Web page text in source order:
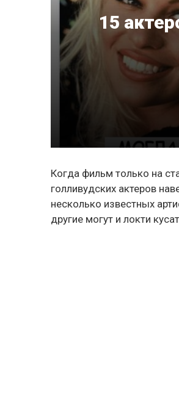
15
Когда фильм только на
голливудских актеров
несколько известных
другие могут и локти